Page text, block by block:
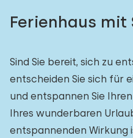
Ferienhaus mit
Sind Sie bereit, sich zu
entscheiden Sie sich für
und entspannen Sie
Ihres wunderbaren
entspannenden Wirkung